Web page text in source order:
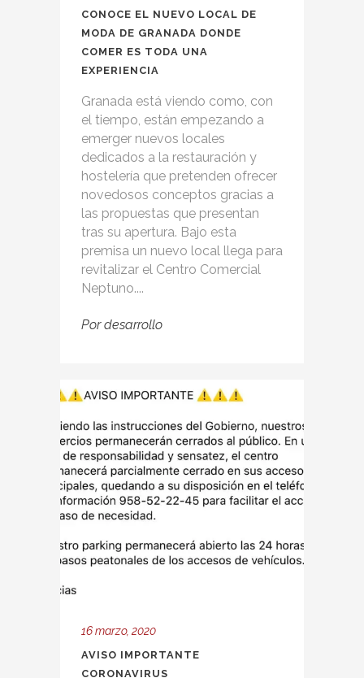
CONOCE EL NUEVO LOCAL DE
MODA DE GRANADA DONDE
COMER ES TODA UNA
EXPERIENCIA
Granada está viendo como, con
el tiempo, están empezando a
emerger nuevos locales
dedicados a la restauración y
hostelería que pretenden ofrecer
novedosos conceptos gracias a
las propuestas que presentan
tras su apertura. Bajo esta
premisa un nuevo local llega para
revitalizar el Centro Comercial
Neptuno....
Por desarrollo
16 marzo, 2020
AVISO IMPORTANTE
CORONAVIRUS